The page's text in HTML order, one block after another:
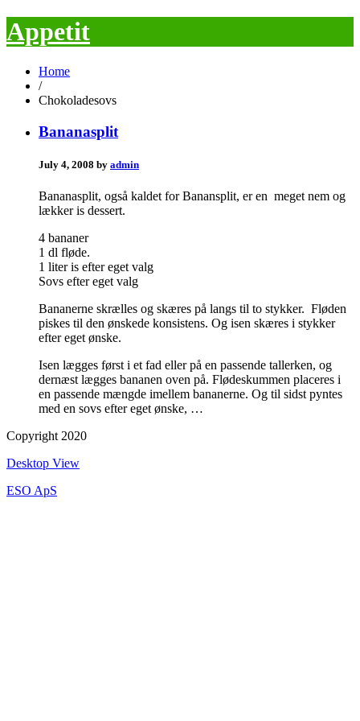
Appetit
Home
/
Chokoladesovs
Bananasplit
July 4, 2008 by admin
Bananasplit, også kaldet for Banansplit, er en meget nem og
lækker is dessert.
4 bananer
1 dl fløde.
1 liter is efter eget valg
Sovs efter eget valg
Bananerne skrælles og skæres på langs til to stykker. Fløden
piskes til den ønskede konsistens. Og isen skæres i stykker
efter eget ønske.
Isen lægges først i et fad eller på en passende tallerken, og
dernæst lægges bananen oven på. Flødeskummen placeres i
en passende mængde imellem bananerne. Og til sidst pyntes
med en sovs efter eget ønske, …
Copyright 2020
Desktop View
ESO ApS